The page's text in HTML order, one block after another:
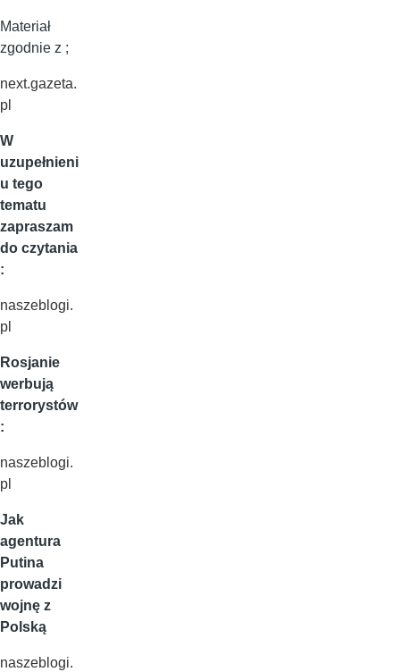
Materiał
zgodnie z ;
next.gazeta.
pl
W
uzupełnieni
u tego
tematu
zapraszam
do czytania
:
naszeblogi.
pl
Rosjanie
werbują
terrorystów
:
naszeblogi.
pl
Jak
agentura
Putina
prowadzi
wojnę z
Polską
naszeblogi.